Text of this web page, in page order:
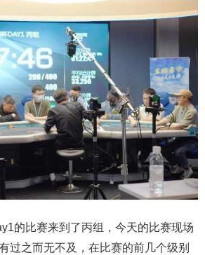
的比赛来到了丙组，今天的比赛现场
过之而无不及，在比赛的前几个级别